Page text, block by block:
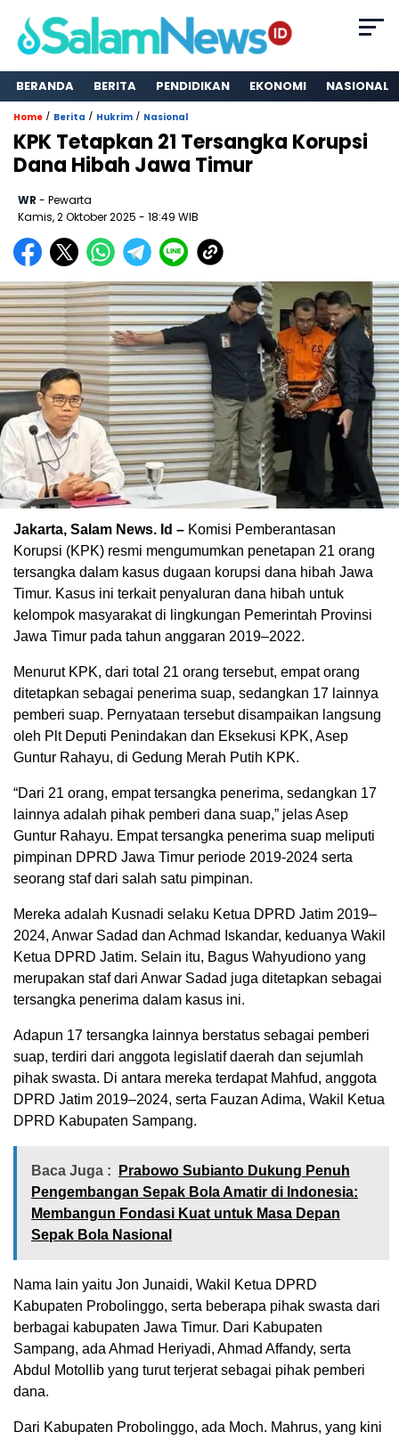
BERANDA BERITA PENDIDIKAN EKONOMI NASIONAL
Home / Berita / Hukrim / Nasional
KPK Tetapkan 21 Tersangka Korupsi
Dana Hibah Jawa Timur
WR - Pewarta
Kamis, 2 Oktober 2025 - 18:49 WIB
Jakarta, Salam News. Id – Komisi Pemberantasan
Korupsi (KPK) resmi mengumumkan penetapan 21 orang
tersangka dalam kasus dugaan korupsi dana hibah Jawa
Timur. Kasus ini terkait penyaluran dana hibah untuk
kelompok masyarakat di lingkungan Pemerintah Provinsi
Jawa Timur pada tahun anggaran 2019–2022.
Menurut KPK, dari total 21 orang tersebut, empat orang
ditetapkan sebagai penerima suap, sedangkan 17 lainnya
pemberi suap. Pernyataan tersebut disampaikan langsung
oleh Plt Deputi Penindakan dan Eksekusi KPK, Asep
Guntur Rahayu, di Gedung Merah Putih KPK.
“Dari 21 orang, empat tersangka penerima, sedangkan 17
lainnya adalah pihak pemberi dana suap,” jelas Asep
Guntur Rahayu. Empat tersangka penerima suap meliputi
pimpinan DPRD Jawa Timur periode 2019-2024 serta
seorang staf dari salah satu pimpinan.
Mereka adalah Kusnadi selaku Ketua DPRD Jatim 2019–
2024, Anwar Sadad dan Achmad Iskandar, keduanya Wakil
Ketua DPRD Jatim. Selain itu, Bagus Wahyudiono yang
merupakan staf dari Anwar Sadad juga ditetapkan sebagai
tersangka penerima dalam kasus ini.
Adapun 17 tersangka lainnya berstatus sebagai pemberi
suap, terdiri dari anggota legislatif daerah dan sejumlah
pihak swasta. Di antara mereka terdapat Mahfud, anggota
DPRD Jatim 2019–2024, serta Fauzan Adima, Wakil Ketua
DPRD Kabupaten Sampang.
Baca Juga :
Prabowo Subianto Dukung Penuh
Pengembangan Sepak Bola Amatir di Indonesia:
Membangun Fondasi Kuat untuk Masa Depan
Sepak Bola Nasional
Nama lain yaitu Jon Junaidi, Wakil Ketua DPRD
Kabupaten Probolinggo, serta beberapa pihak swasta dari
berbagai kabupaten Jawa Timur. Dari Kabupaten
Sampang, ada Ahmad Heriyadi, Ahmad Affandy, serta
Abdul Motollib yang turut terjerat sebagai pihak pemberi
dana.
Dari Kabupaten Probolinggo, ada Moch. Mahrus, yang kini